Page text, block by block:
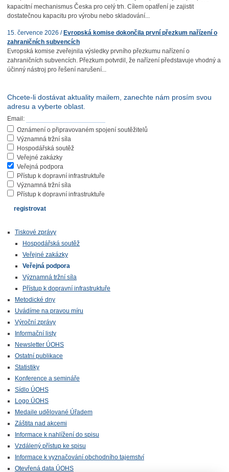
kapacitní mechanismus Česka pro celý trh. Cílem opatření je zajistit
dostatečnou kapacitu pro výrobu nebo skladování...
15. července 2026 / Evropská komise dokončila první přezkum nařízení o
zahraničních subvencích
Evropská komise zveřejnila výsledky prvního přezkumu nařízení o
zahraničních subvencích. Přezkum potvrdil, že nařízení představuje vhodný a
účinný nástroj pro řešení narušení...
Chcete-li dostávat aktuality mailem, zanechte nám prosím svou
adresu a vyberte oblast.
Email:
Oznámení o připravovaném spojení soutěžitelů
Významná tržní síla
Hospodářská soutěž
Veřejné zakázky
Veřejná podpora
Přístup k dopravní infrastruktuře
Významná tržní síla
Přístup k dopravní infrastruktuře
Tiskové zprávy
Hospodářská soutěž
Veřejné zakázky
Veřejná podpora
Významná tržní síla
Přístup k dopravní infrastruktuře
Metodické dny
Uvádíme na pravou míru
Výroční zprávy
Informační listy
Newsletter ÚOHS
Ostatní publikace
Statistiky
Konference a semináře
Sídlo ÚOHS
Logo ÚOHS
Medaile udělované Úřadem
Záštita nad akcemi
Informace k nahlížení do spisu
Vzdálený přístup ke spisu
Informace k vyznačování obchodního tajemství
Otevřená data ÚOHS